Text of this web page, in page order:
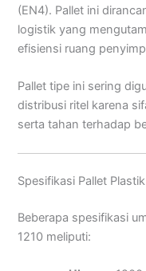
(EN4). Pallet ini
logistik yang
efisiensi ruang
Pallet tipe ini sering
distribusi ritel karena
serta tahan terhadap
Spesifikasi Pallet
Beberapa spesifikasi
1210 meliputi: